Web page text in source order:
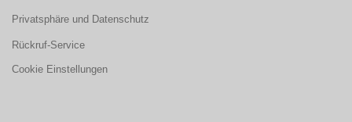
Privatsphäre und Datenschutz
Rückruf-Service
Cookie Einstellungen